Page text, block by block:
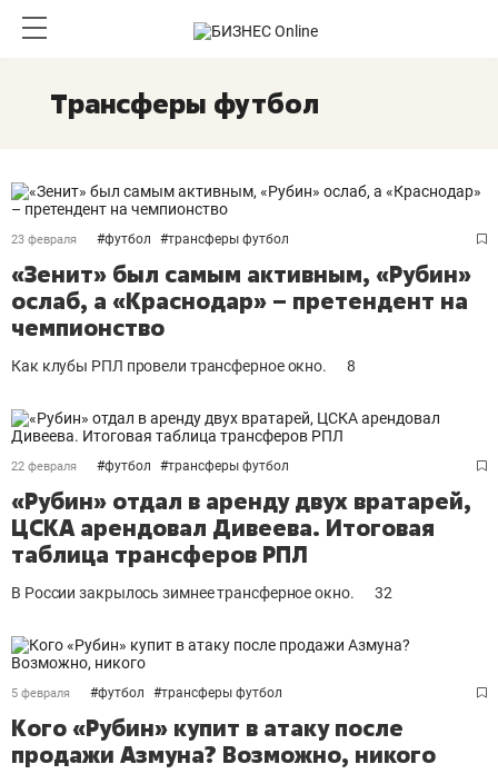
Трансферы футбол
23 февраля #футбол #трансферы футбол
«Зенит» был самым активным, «Рубин»
ослаб, а «Краснодар» – претендент на
чемпионство
Как клубы РПЛ провели трансферное окно. 8
22 февраля #футбол #трансферы футбол
«Рубин» отдал в аренду двух вратарей,
ЦСКА арендовал Дивеева. Итоговая
таблица трансферов РПЛ
В России закрылось зимнее трансферное окно. 32
5 февраля #футбол #трансферы футбол
Кого «Рубин» купит в атаку после
продажи Азмуна? Возможно, никого